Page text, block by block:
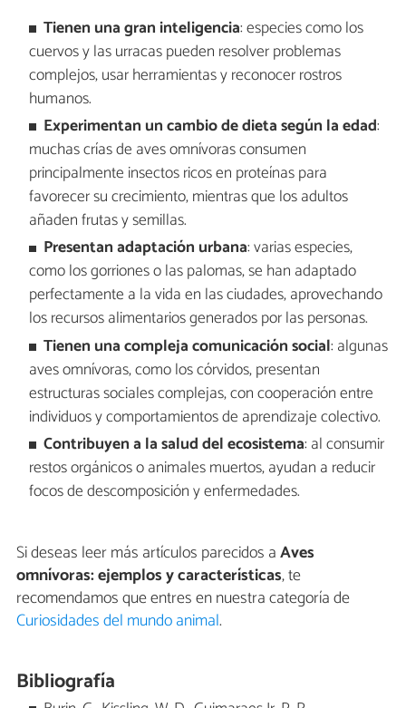
Tienen una gran inteligencia: especies como los
cuervos y las urracas pueden resolver problemas
complejos, usar herramientas y reconocer rostros
humanos.
Experimentan un cambio de dieta según la edad:
muchas crías de aves omnívoras consumen
principalmente insectos ricos en proteínas para
favorecer su crecimiento, mientras que los adultos
añaden frutas y semillas.
Presentan adaptación urbana: varias especies,
como los gorriones o las palomas, se han adaptado
perfectamente a la vida en las ciudades, aprovechando
los recursos alimentarios generados por las personas.
Tienen una compleja comunicación social: algunas
aves omnívoras, como los córvidos, presentan
estructuras sociales complejas, con cooperación entre
individuos y comportamientos de aprendizaje colectivo.
Contribuyen a la salud del ecosistema: al consumir
restos orgánicos o animales muertos, ayudan a reducir
focos de descomposición y enfermedades.
Si deseas leer más artículos parecidos aAves
omnívoras: ejemplos y características, te
recomendamos que entres en nuestra categoría de
Curiosidades del mundo animal.
Bibliografía